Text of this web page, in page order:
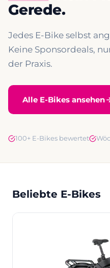
Gerede.
Jedes E-Bike selbst
Keine Sponsordeals,
der Praxis.
Alle E-Bikes ansehen
100+ E-Bikes bewertet
Beliebte E-Bikes